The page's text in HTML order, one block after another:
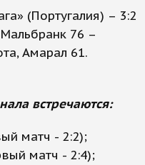
(Португалия) – 3:2
76 –
Амарал 61.
встречаются:
матч - 2:2);
матч - 2:4);